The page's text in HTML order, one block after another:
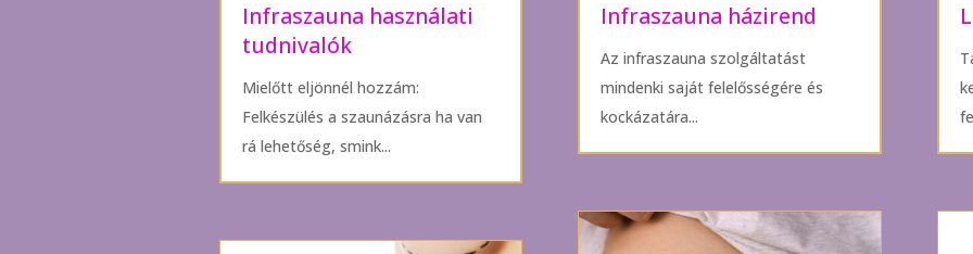
Infraszauna használati
tudnivalók
Mielőtt eljönnél hozzám:
Felkészülés a szaunázásra ha van
rá lehetőség, smink...
Infraszauna házirend
Az infraszauna szolgáltatást
mindenki saját felelősségére és
kockázatára...